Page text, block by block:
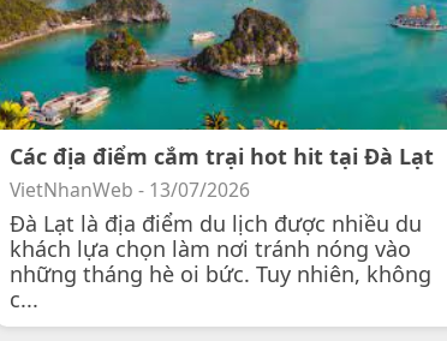
Các địa điểm cắm trại hot hit tại Đà Lạt
VietNhanWeb - 13/07/2026
Đà Lạt là địa điểm du lịch được nhiều du
khách lựa chọn làm nơi tránh nóng vào
những tháng hè oi bức. Tuy nhiên, không
c...